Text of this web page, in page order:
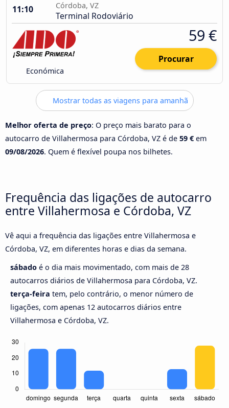
11:10
Córdoba, VZ
Terminal Rodoviário
Económica
59 €
Procurar
Mostrar todas as viagens para amanhã
Melhor oferta de preço: O preço mais barato para o
autocarro de Villahermosa para Córdoba, VZ é de 59 € em
09/08/2026. Quem é flexível poupa nos bilhetes.
Frequência das ligações de autocarro
entre Villahermosa e Córdoba, VZ
Vê aqui a frequência das ligações entre Villahermosa e
Córdoba, VZ, em diferentes horas e dias da semana.
sábado é o dia mais movimentado, com mais de 28
autocarros diários de Villahermosa para Córdoba, VZ.
terça-feira tem, pelo contrário, o menor número de
ligações, com apenas 12 autocarros diários entre
Villahermosa e Córdoba, VZ.